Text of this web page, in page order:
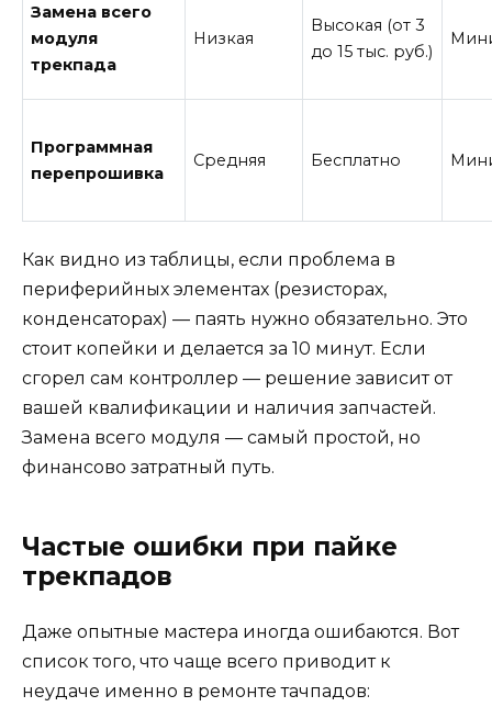
Замена всего
модуля
трекпада
Низкая
Высокая (от 3
до 15 тыс. руб.)
Программная
перепрошивка
Средняя Бесплатно
Как видно из таблицы, если проблема в
периферийных элементах (резисторах,
конденсаторах) — паять нужно обязательно. Это
стоит копейки и делается за 10 минут. Если
сгорел сам контроллер — решение зависит от
вашей квалификации и наличия запчастей.
Замена всего модуля — самый простой, но
финансово затратный путь.
Частые ошибки при пайке
трекпадов
Даже опытные мастера иногда ошибаются. Вот
список того, что чаще всего приводит к
неудаче именно в ремонте тачпадов: